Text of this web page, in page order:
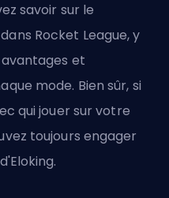
savoir sur le
Rocket League, y
et
mode. Bien sûr, si
qui jouer sur votre
toujours engager
.